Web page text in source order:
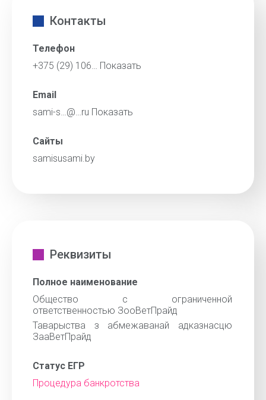
Контакты
Телефон
+375 (29) 106… Показать
Email
sami-s…@…ru Показать
Сайты
samisusami.by
Реквизиты
Полное наименование
Общество с ограниченной
ответственностью ЗооВетПрайд
Таварыства з абмежаванай адказнасцю
ЗааВетПрайд
Статус ЕГР
Процедура банкротства